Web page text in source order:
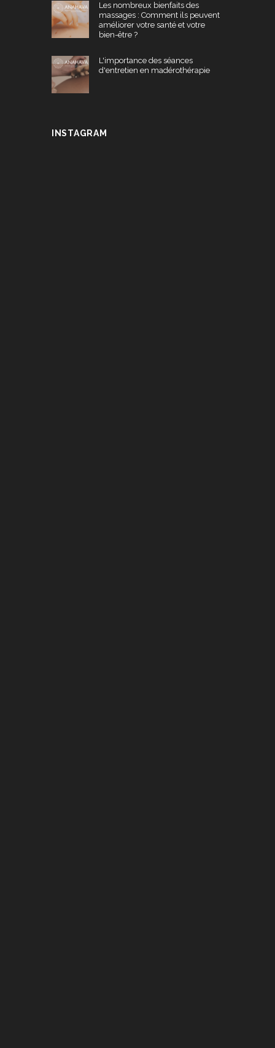
Les nombreux bienfaits des
massages : Comment ils peuvent
améliorer votre santé et votre
bien-être ?
L'importance des séances
d'entretien en madérothérapie
INSTAGRAM